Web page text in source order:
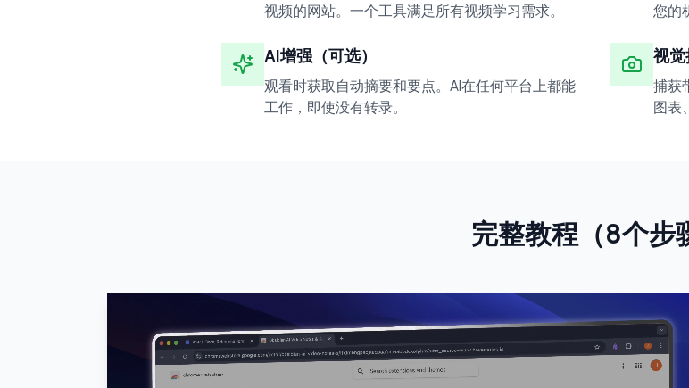
视频的网站。一个工具满足所有视频学习需求。
您的
AI增强（可选）
观看时获取自动摘要和要点。AI在任何平台上都能
工作，即使没有转录。
视
捕获
图表
完整教程（8个步